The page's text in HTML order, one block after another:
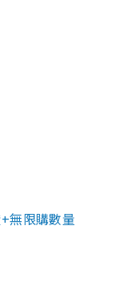
無限購數量